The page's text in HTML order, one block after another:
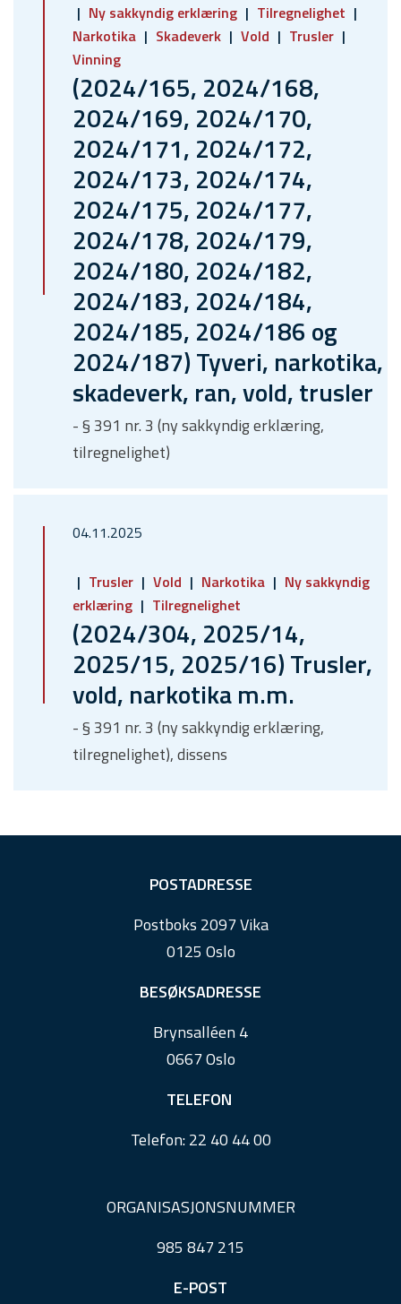
Ny sakkyndig erklæring
Tilregnelighet
Narkotika
Skadeverk Vold
Trusler
Vinning
(2024/165, 2024/168,
2024/169, 2024/170,
2024/171, 2024/172,
2024/173, 2024/174,
2024/175, 2024/177,
2024/178, 2024/179,
2024/180, 2024/182,
2024/183, 2024/184,
2024/185, 2024/186 og
2024/187) Tyveri, narkotika,
skadeverk, ran, vold, trusler
- § 391 nr. 3 (ny sakkyndig erklæring,
tilregnelighet)
04.11.2025
Trusler Vold Narkotika
Ny sakkyndig
erklæring
Tilregnelighet
(2024/304, 2025/14,
2025/15, 2025/16) Trusler,
vold, narkotika m.m.
- § 391 nr. 3 (ny sakkyndig erklæring,
tilregnelighet), dissens
POSTADRESSE
Postboks 2097 Vika
0125 Oslo
BESØKSADRESSE
Brynsalléen 4
0667 Oslo
TELEFON
Telefon:22 40 44 00
ORGANISASJONSNUMMER
985 847 215
E-POST